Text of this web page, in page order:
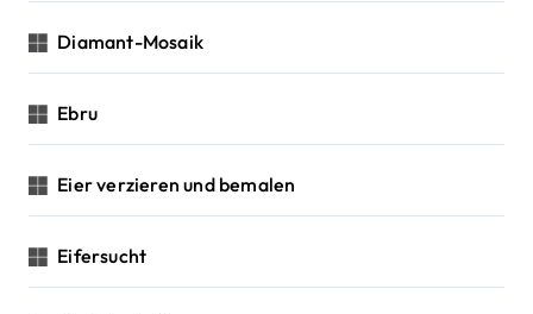
Diamant-Mosaik
Ebru
Eier verzieren und bemalen
Eifersucht